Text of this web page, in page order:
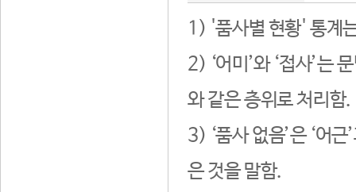
1) '품사별 현황' 통계
2) ‘어미’와 ‘접사’는
와 같은 층위로 처리함.
3) ‘품사 없음’은 ‘어
은 것을 말함.